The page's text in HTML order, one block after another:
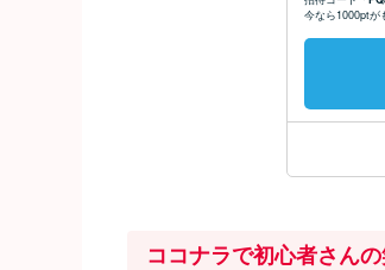
ココナラで初心者さん